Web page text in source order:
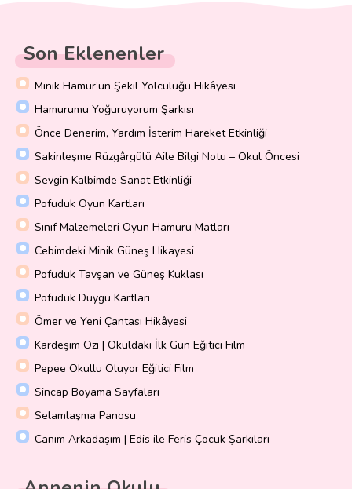
Son Eklenenler
Minik Hamur’un Şekil Yolculuğu Hikâyesi
Hamurumu Yoğuruyorum Şarkısı
Önce Denerim, Yardım İsterim Hareket Etkinliği
Sakinleşme Rüzgârgülü Aile Bilgi Notu – Okul Öncesi
Sevgin Kalbimde Sanat Etkinliği
Pofuduk Oyun Kartları
Sınıf Malzemeleri Oyun Hamuru Matları
Cebimdeki Minik Güneş Hikayesi
Pofuduk Tavşan ve Güneş Kuklası
Pofuduk Duygu Kartları
Ömer ve Yeni Çantası Hikâyesi
Kardeşim Ozi | Okuldaki İlk Gün Eğitici Film
Pepee Okullu Oluyor Eğitici Film
Sincap Boyama Sayfaları
Selamlaşma Panosu
Canım Arkadaşım | Edis ile Feris Çocuk Şarkıları